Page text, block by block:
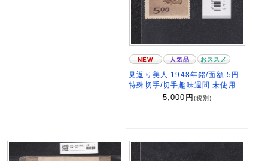
NEW 人気品 おススメ
見返り美人 1948年銘/面額 5円
特殊切手/切手趣味週間 未使用
5,000 円 (税別)